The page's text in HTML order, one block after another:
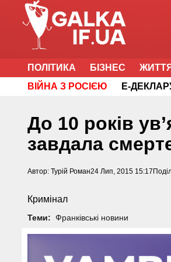
ПОЛІТИКА БІЗНЕС ЖИТТЯ
ВІЙНА З РОСІЄЮ
Е-
До 10 років
завдала
Автор: Турій Роман24 Лип, 2015 15:17
Кримінал
Теми: Франківські новини